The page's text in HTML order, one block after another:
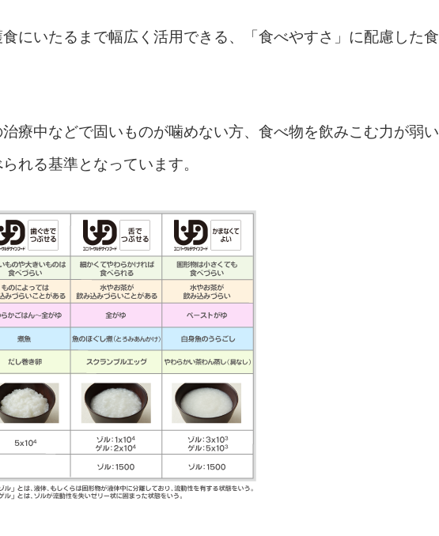
にいたるまで幅広く活用できる、「食べやすさ」に配慮した食
療中などで固いものが噛めない方、食べ物を飲みこむ力が弱い
れる基準となっています。